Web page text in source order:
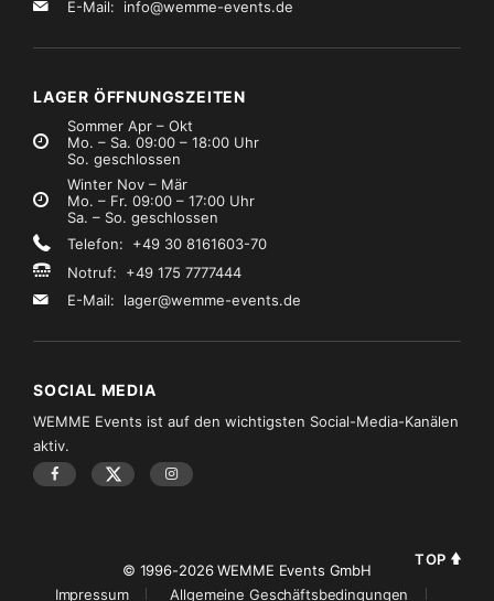
E-Mail: info@wemme-events.de
LAGER ÖFFNUNGSZEITEN
Sommer Apr – Okt
Mo. – Sa. 09:00 – 18:00 Uhr
So. geschlossen
Winter Nov – Mär
Mo. – Fr. 09:00 – 17:00 Uhr
Sa. – So. geschlossen
Telefon: +49 30 8161603-70
Notruf: +49 175 7777444
E-Mail: lager@wemme-events.de
SOCIAL MEDIA
WEMME Events ist auf den wichtigsten Social-Media-Kanälen
aktiv.
© 1996-2026 WEMME Events GmbH
Impressum
Allgemeine Geschäftsbedingungen
TOP